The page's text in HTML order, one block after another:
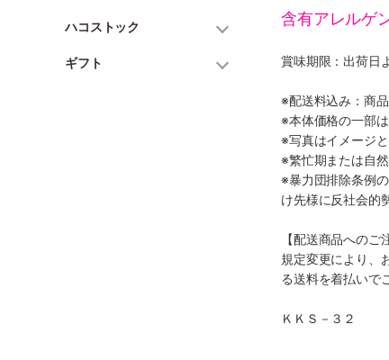
ハコストック
ギフト
含有アレルゲ
賞味期限：出荷日
※配送料込み：商
※本体価格の一部
※写真はイメージと
※繁忙期または自
※暴力団排除条例
け先様に反社会的
【配送商品へのご
規定変更により、
る送料を着払いで
ＫＫＳ－３２